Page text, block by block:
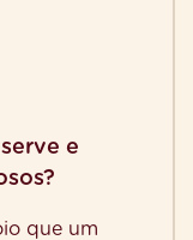
e
que um